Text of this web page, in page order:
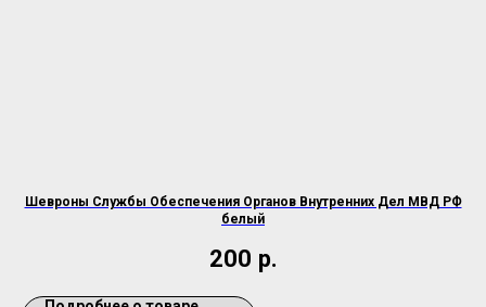
Шевроны Службы Обеспечения Органов Внутренних Дел МВД РФ
белый
200 р.